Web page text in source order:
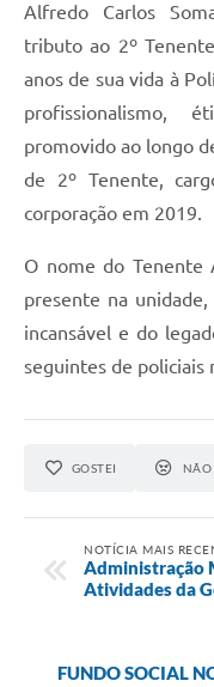
Alfredo Carlos
tributo ao 2º
anos de sua vida à
profissionalismo,
promovido ao longo
de 2º Tenente,
corporação em 2019.
O nome do Tenente
presente na
incansável e do
seguintes de policiais
GOSTEI NÃO
NOTÍCIA MAIS
Administração
Atividades da
FUNDO SOCIAL